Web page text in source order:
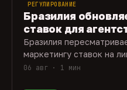
РЕГУЛИРОВАНИЕ
Бразилия
ставок для
Бразилия
маркетингу ставок на
06 авг · 1 мин